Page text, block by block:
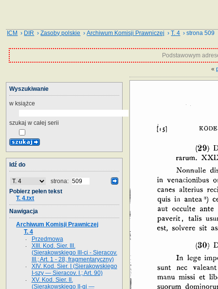
ICM › DIR ›Zasoby polskie ›Archiwum Komisji Prawniczej ›T. 4 › strona 509
Podstawowym
«
Wyszukiwanie
w książce
szukaj w całej serii
Idź do
strona:
Pobierz pełen tekst
T. 4.txt
Nawigacja
Archiwum Komisji Prawniczej
T. 4
Przedmowa
XIII. Kod. Sier. III.
(Sierakowskiego III-ci - Sieracov.
III.; Art. 1 - 28, fragmentaryczny)
XIV. Kod. Sier. I (Sierakowskiego
I-szy — Sieracov. I.; Art. 90)
XV. Kod. Sier. II.
(Sierakowskiego II-gi —